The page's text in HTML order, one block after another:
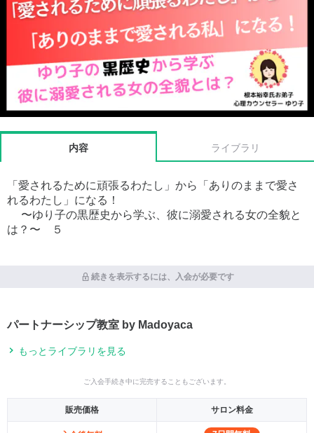
内容 ライブラリ
「愛されるために頑張るわたし」から「ありのままで愛さ
れるわたし」になる！
〜ゆり子の黒歴史から学ぶ、彼に溺愛される女の全貌と
は？〜 ５
続きを表示するには、入会が必要です
パートナーシップ教室 by Madoyaca
もっとライブラリを見る
ご入会手続き中に完売することもございます。
販売価格 サロン料金